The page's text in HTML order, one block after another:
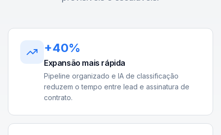
+40%
Expansão mais rápida
Pipeline organizado e IA de classificação
reduzem o tempo entre lead e assinatura de
contrato.